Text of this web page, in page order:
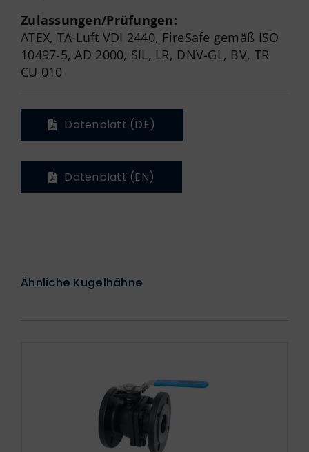
Zulassungen/Prüfungen:
ATEX, TA-Luft VDI 2440, FireSafe gemäß ISO
10497-5, AD 2000, SIL, LR, DNV-GL, BV, TR
CU 010
Datenblatt (DE)
Datenblatt (EN)
Ähnliche Kugelhähne